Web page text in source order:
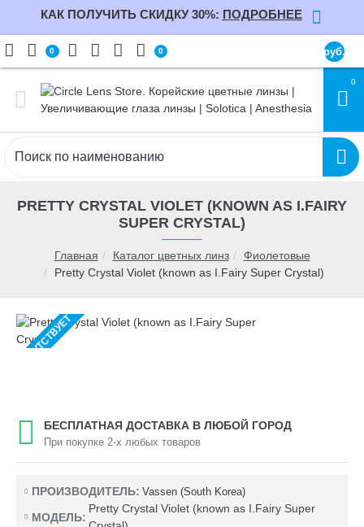
КАК ПОЛУЧИТЬ СКИДКУ 30%: ПОДРОБНЕЕ
0 0 руб.
0
Главная Каталог цветных линз
Фиолетовые
Pretty Crystal Violet (known as I.Fairy Super Crystal)
PRETTY CRYSTAL VIOLET (KNOWN AS I.FAIRY
SUPER CRYSTAL)
ОТСУТСТВУЕТ
БЕСПЛАТНАЯ ДОСТАВКА В ЛЮБОЙ ГОРОД
При покупке 2-х любых товаров
ПРОИЗВОДИТЕЛЬ: Vassen (South Korea)
МОДЕЛЬ:
Pretty Crystal Violet (known as I.Fairy Super